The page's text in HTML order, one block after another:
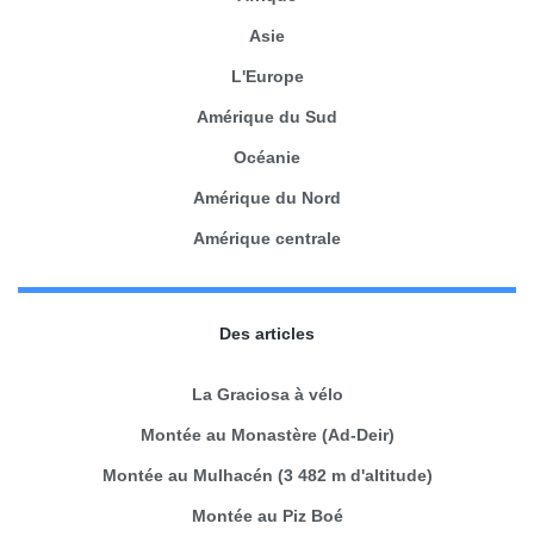
Asie
L'Europe
Amérique du Sud
Océanie
Amérique du Nord
Amérique centrale
Des articles
La Graciosa à vélo
Montée au Monastère (Ad-Deir)
Montée au Mulhacén (3 482 m d'altitude)
Montée au Piz Boé